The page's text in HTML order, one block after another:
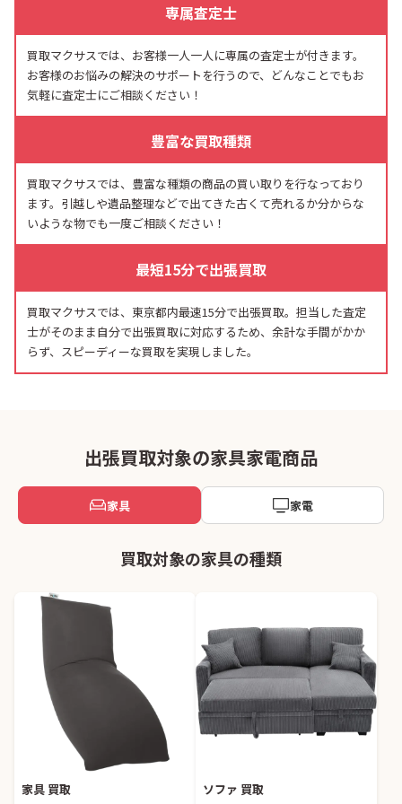
専属査定士
買取マクサスでは、お客様一人一人に専属の査定士が付きます。
お客様のお悩みの解決のサポートを行うので、どんなことでもお
気軽に査定士にご相談ください！
豊富な買取種類
買取マクサスでは、豊富な種類の商品の買い取りを行なっており
ます。引越しや遺品整理などで出てきた古くて売れるか分からな
いような物でも一度ご相談ください！
最短15分で出張買取
買取マクサスでは、東京都内最速15分で出張買取。担当した査定
士がそのまま自分で出張買取に対応するため、余計な手間がかか
らず、スピーディーな買取を実現しました。
出張買取対象の家具家電商品
家具 家電
買取対象の家具の種類
家具 買取 ソファ 買取